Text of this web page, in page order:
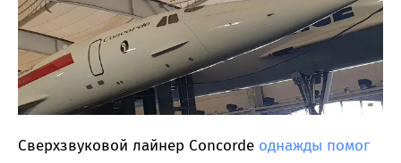
Сверхзвуковой лайнер Concorde однажды помог